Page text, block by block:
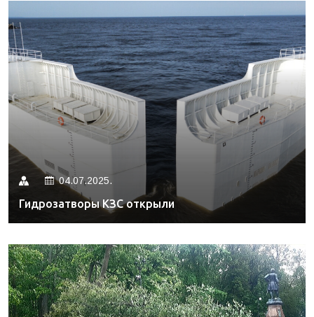
04.07.2025.
Гидрозатворы КЗС открыли